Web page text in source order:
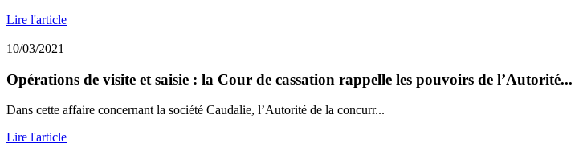
Lire l'article
10/03/2021
Opérations de visite et saisie : la Cour de cassation rappelle les pouvoirs de l’Autorité...
Dans cette affaire concernant la société Caudalie, l’Autorité de la concurr...
Lire l'article